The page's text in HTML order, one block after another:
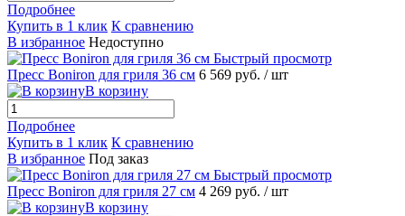
Подробнее
Купить в 1 клик К сравнению
В избранное Недоступно
Быстрый просмотр
Пресс Boniron для гриля 36 см 6 569 руб. / шт
В корзину
Подробнее
Купить в 1 клик К сравнению
В избранное Под заказ
Быстрый просмотр
Пресс Boniron для гриля 27 см 4 269 руб. / шт
В корзину